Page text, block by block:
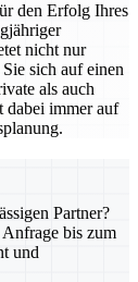
den Erfolg Ihres
nicht nur
sich auf einen
als auch
dabei immer auf
Partner?
Anfrage bis zum
und